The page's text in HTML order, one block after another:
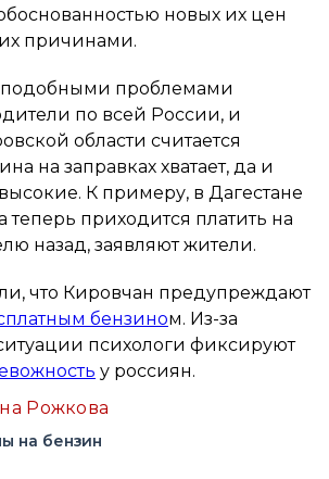
новых их цен
причинами.
подобными проблемами
по всей России, и
области считается
на заправках хватает, да и
К примеру, в Дагестане
теперь приходится платить на
назад, заявляют жители.
что Кировчан предупреждают
бензином. Из-за
психологи фиксируют
у россиян.
Рожкова
на бензин